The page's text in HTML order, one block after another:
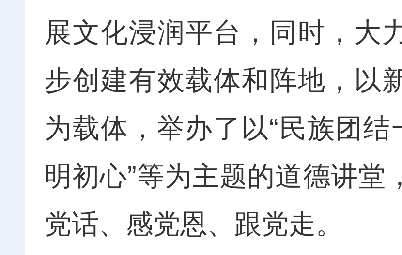
展文化浸润平台，同时，大
步创建有效载体和阵地，以
为载体，举办了以“民族团结
明初心”等为主题的道德讲堂
党话、感党恩、跟党走。